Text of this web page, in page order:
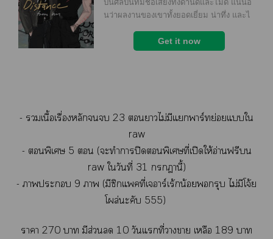
- เนื้อเรื่องหลัก 23 าไม่มีแาร์ทย่อยแใ
raw
- พิเศษ 5  (ะทำาปิดพิเศษที่เปิดให้อ่านฟรี
raw ใวันที่ 31 านี้)
- าะ 9 า (มีซิกแคที่เาร์เร้กน้รุบ ไม่มีโจ้ย
โผล่ะคับ 555)
าา 270 า มีส่วน 10 วันแที่าา เหลือ 189 า